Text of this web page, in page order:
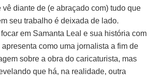
diante de (e abraçado com) tudo que
seu trabalho é deixada de lado.
em Samanta Leal e sua história com
como uma jornalista a fim de
sobre a obra do caricaturista, mas
que há, na realidade, outra